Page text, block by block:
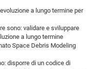
a lungo termine per
sono: validare e sviluppare
a lungo termine
Space Debris Modeling
disporre di un codice di